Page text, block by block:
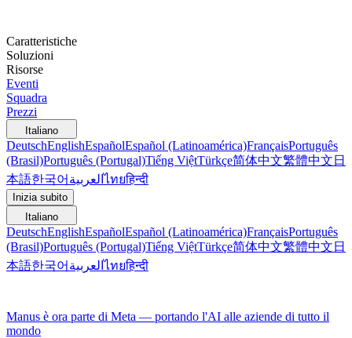
Caratteristiche
Soluzioni
Risorse
Eventi
Squadra
Prezzi
Italiano
DeutschEnglishEspañolEspañol (Latinoamérica)FrançaisPortuguês
(Brasil)Português (Portugal)Tiếng ViệtTürkçe简体中文繁體中文 日
本語한국어 العربيةไทยहिन्दी
Inizia subito
Italiano
DeutschEnglishEspañolEspañol (Latinoamérica)FrançaisPortuguês
(Brasil)Português (Portugal)Tiếng ViệtTürkçe简体中文繁體中文 日
本語한국어 العربيةไทยहिन्दी
Manus è ora parte di Meta — portando l'AI alle aziende di tutto il
mondo